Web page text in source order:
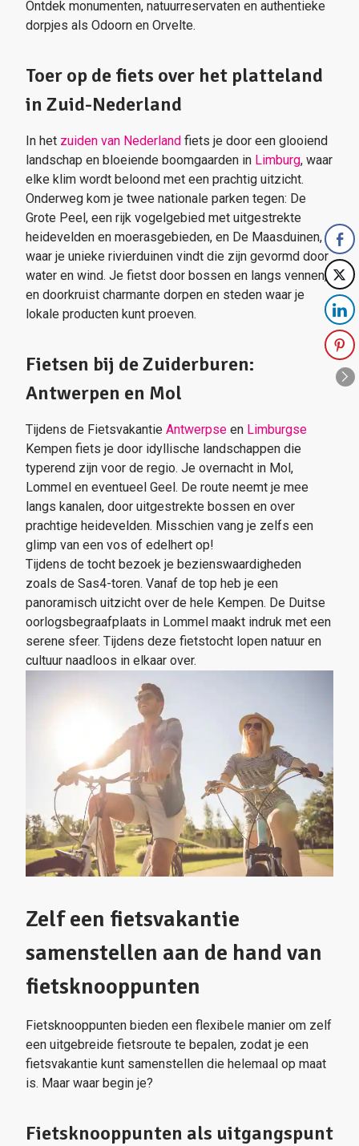
Ontdek monumenten, natuurreservaten en authentieke
dorpjes als Odoorn en Orvelte.
Toer op de fiets over het platteland
in Zuid-Nederland
In het zuiden van Nederland fiets je door een glooiend
landschap en bloeiende boomgaarden in Limburg, waar
elke klim wordt beloond met een prachtig uitzicht.
Onderweg kom je twee nationale parken tegen: De
Grote Peel, een rijk vogelgebied met uitgestrekte
heidevelden en moerasgebieden, en De Maasduinen,
waar je unieke rivierduinen vindt die zijn gevormd door
water en wind. Je fietst door bossen en langs vennen,
en doorkruist charmante dorpen en steden waar je
lokale producten kunt proeven.
Fietsen bij de Zuiderburen:
Antwerpen en Mol
Tijdens de Fietsvakantie Antwerpse en Limburgse
Kempen fiets je door idyllische landschappen die
typerend zijn voor de regio. Je overnacht in Mol,
Lommel en eventueel Geel. De route neemt je mee
langs kanalen, door uitgestrekte bossen en over
prachtige heidevelden. Misschien vang je zelfs een
glimp van een vos of edelhert op!
Tijdens de tocht bezoek je bezienswaardigheden
zoals de Sas4-toren. Vanaf de top heb je een
panoramisch uitzicht over de hele Kempen. De Duitse
oorlogsbegraafplaats in Lommel maakt indruk met een
serene sfeer. Tijdens deze fietstocht lopen natuur en
cultuur naadloos in elkaar over.
Zelf een fietsvakantie
samenstellen aan de hand van
fietsknooppunten
Fietsknooppunten bieden een flexibele manier om zelf
een uitgebreide fietsroute te bepalen, zodat je een
fietsvakantie kunt samenstellen die helemaal op maat
is. Maar waar begin je?
Fietsknooppunten als uitgangspunt